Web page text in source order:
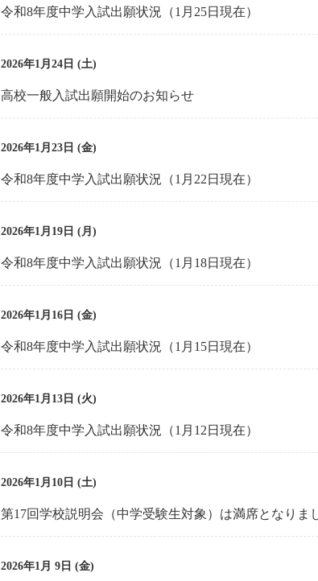
令和8年度中学入試出願状況（1月25日現在）
2026年1月24日 (土)
高校一般入試出願開始のお知らせ
2026年1月23日 (金)
令和8年度中学入試出願状況（1月22日現在）
2026年1月19日 (月)
令和8年度中学入試出願状況（1月18日現在）
2026年1月16日 (金)
令和8年度中学入試出願状況（1月15日現在）
2026年1月13日 (火)
令和8年度中学入試出願状況（1月12日現在）
2026年1月10日 (土)
第17回学校説明会（中学受験生対象）は満席となりま
2026年1月 9日 (金)